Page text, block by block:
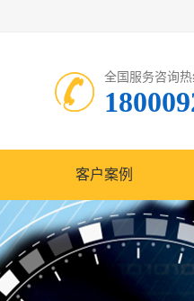
全国服务咨询热
客户案例